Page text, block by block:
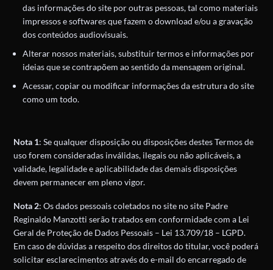
das informações do site por outras pessoas, tal como materiais
impressos e softwares que fazem o download e/ou a gravação
dos conteúdos audiovisuais.
Alterar nossos materiais, substituir termos e informações por
ideias que se contrapõem ao sentido da mensagem original.
Acessar, copiar ou modificar informações da estrutura do site
como um todo.
Nota 1: Se qualquer disposição ou disposições destes Termos de
uso forem consideradas inválidas, ilegais ou não aplicáveis, a
validade, legalidade e aplicabilidade das demais disposições
devem permanecer em pleno vigor.
Nota 2: Os dados pessoais coletados no site no site Padre
Reginaldo Manzotti serão tratados em conformidade com a Lei
Geral de Proteção de Dados Pessoais – Lei 13.709/18 – LGPD.
Em caso de dúvidas a respeito dos direitos do titular, você poderá
solicitar esclarecimentos através do e-mail do encarregado de